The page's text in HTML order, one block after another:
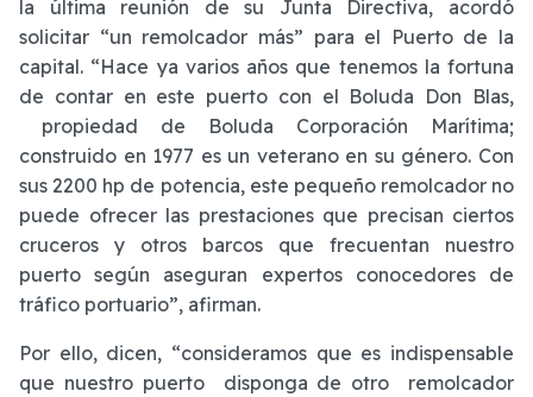
la última reunión de su Junta Directiva, acordó
solicitar “un remolcador más” para el Puerto de la
capital. “Hace ya varios años que tenemos la fortuna
de contar en este puerto con el Boluda Don Blas,
propiedad de Boluda Corporación Marítima;
construido en 1977 es un veterano en su género. Con
sus 2200 hp de potencia, este pequeño remolcador no
puede ofrecer las prestaciones que precisan ciertos
cruceros y otros barcos que frecuentan nuestro
puerto según aseguran expertos conocedores de
tráfico portuario”, afirman.
Por ello, dicen, “consideramos que es indispensable
que nuestro puerto disponga de otro remolcador